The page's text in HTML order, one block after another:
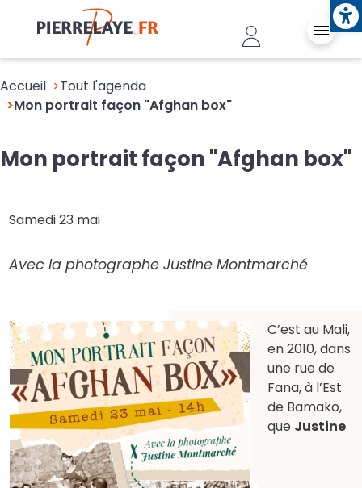
Aller au contenu principal
Header -
Accueil
Tout l'agenda
Mon portrait façon "Afghan box"
Mon portrait façon "Afghan box"
Samedi 23 mai
Avec la photographe Justine Montmarché
C’est au Mali,
en 2010, dans
une rue de
Fana, à l’Est
de Bamako,
que Justine